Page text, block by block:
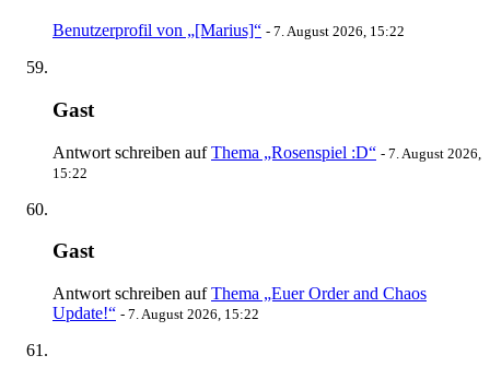
Benutzerprofil von „[Marius]“ - 7. August 2026, 15:22
Gast
Antwort schreiben aufThema „Rosenspiel :D“ - 7. August 2026,
15:22
Gast
Antwort schreiben aufThema „Euer Order and Chaos
Update!“ - 7. August 2026, 15:22